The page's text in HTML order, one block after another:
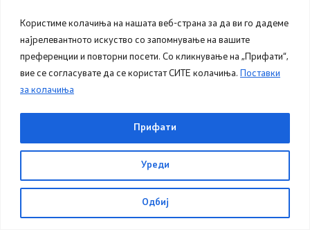
Користиме колачиња на нашата веб-страна за да ви го дадеме
најрелевантното искуство со запомнување на вашите
преференции и повторни посети. Со кликнување на „Прифати“,
вие се согласувате да се користат СИТЕ колачиња. Поставки
за колачиња
Уреди
Одбиј
Прифати
Потврда од Градоначалник на ПП за УП за
фотоволтаици на кп670 КО Биљановце
Потврда од Градоначалник на ПП за УП за
фотоволтаици на кп3400-1 КО Романовце
Потврда од Градоначалник на ПП за УП на кп3400-3
Проектна програма за УП за фотоволтаици на кп3400-
1 КО Романовце
Проектна програма за Урбанистички проект за
Проектна програма на УП за фотоволтаици на кп670